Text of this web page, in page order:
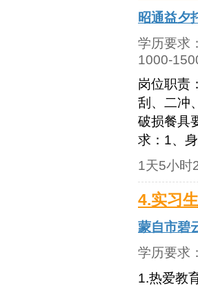
昭通益夕
学历要求：
1000-
岗位职责
刮、二冲
破损餐具
求：1、
1天5小时
4.实习生
蒙自市碧
学历要求：
1.热爱教